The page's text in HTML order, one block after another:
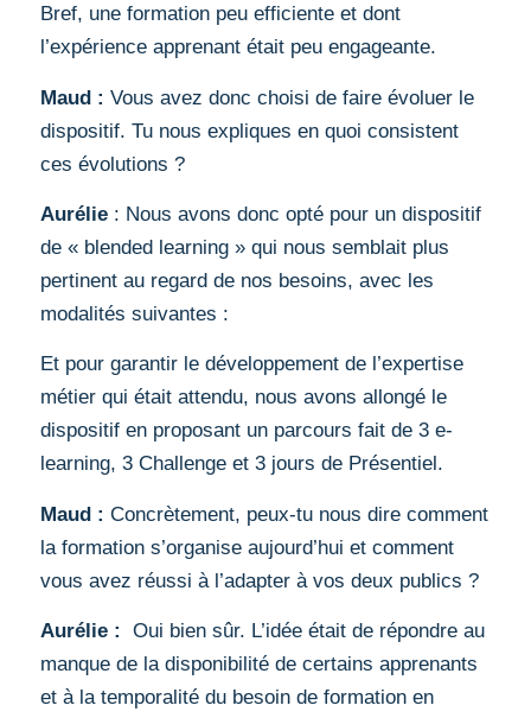
Bref, une formation peu efficiente et dont
l’expérience apprenant était peu engageante.
Maud : Vous avez donc choisi de faire évoluer le
dispositif. Tu nous expliques en quoi consistent
ces évolutions ?
Aurélie: Nous avons donc opté pour un dispositif
de « blended learning » qui nous semblait plus
pertinent au regard de nos besoins, avec les
modalités suivantes :
Et pour garantir le développement de l’expertise
métier qui était attendu, nous avons allongé le
dispositif en proposant un parcours fait de 3 e-
learning, 3 Challenge et 3 jours de Présentiel.
Maud : Concrètement, peux-tu nous dire comment
la formation s’organise aujourd’hui et comment
vous avez réussi à l’adapter à vos deux publics ?
Aurélie : Oui bien sûr. L’idée était de répondre au
manque de la disponibilité de certains apprenants
et à la temporalité du besoin de formation en